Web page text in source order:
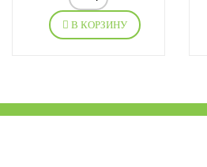
В КОРЗИНУ